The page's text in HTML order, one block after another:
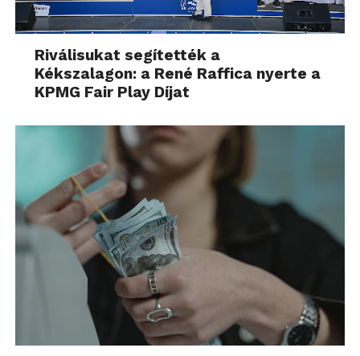
Riválisukat segítették a
Kékszalagon: a René Raffica nyerte a
KPMG Fair Play Díjat